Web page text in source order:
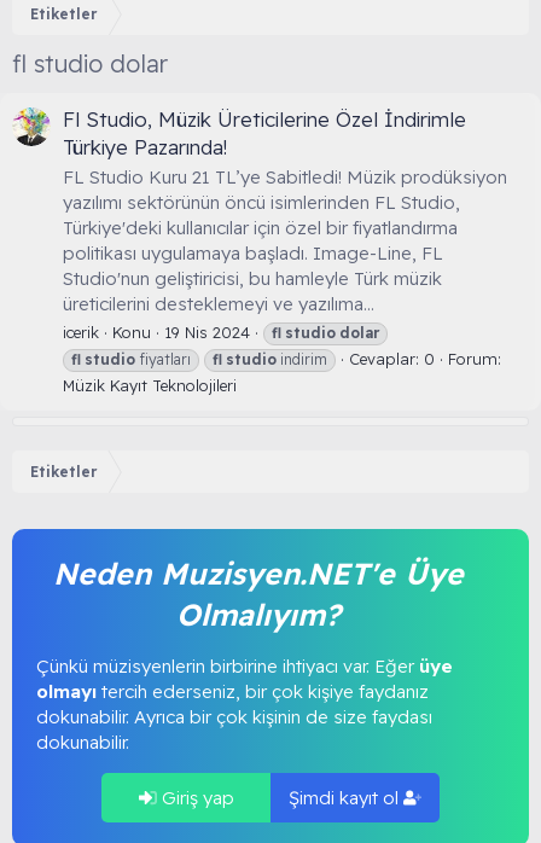
Etiketler
fl studio dolar
Fl Studio, Müzik Üreticilerine Özel İndirimle
Türkiye Pazarında!
FL Studio Kuru 21 TL’ye Sabitledi! Müzik prodüksiyon
yazılımı sektörünün öncü isimlerinden FL Studio,
Türkiye'deki kullanıcılar için özel bir fiyatlandırma
politikası uygulamaya başladı. Image-Line, FL
Studio'nun geliştiricisi, bu hamleyle Türk müzik
üreticilerini desteklemeyi ve yazılıma...
icerik Konu 19 Nis 2024 fl studio dolar
fl studio fiyatları fl studio indirim Cevaplar: 0
Forum:
Müzik Kayıt Teknolojileri
Etiketler
Neden Muzisyen.NET'e Üye
Olmalıyım?
Çünkü müzisyenlerin birbirine ihtiyacı var. Eğer üye
olmayı tercih ederseniz, bir çok kişiye faydanız
dokunabilir. Ayrıca bir çok kişinin de size faydası
dokunabilir.
Giriş yap Şimdi kayıt ol